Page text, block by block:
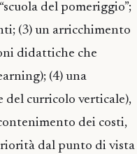
del pomeriggio”;
(3) un arricchimento
didattiche che
(4) una
del curricolo verticale),
dei costi,
dal punto di vista